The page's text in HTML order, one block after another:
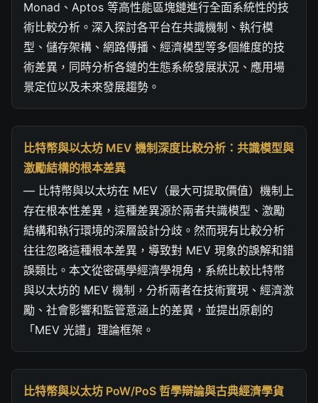
Monad、Aptos 等高性能區塊鏈進行全面系統性的技
術比較分析。深入探討各平台在共識機制、執行模
型、儲存架構、網路傳播、經濟模型等多個維度的技
術差異，同時分析各鏈的生態系統發展狀況、應用場
景定位以及未來發展趨勢。
比特幣與以太坊 MEV 機制深度比較分析：共識模型與
激勵結構的根本差異
— 比特幣與以太坊在 MEV（最大可提取價值）機制上
存在根本性差異，這種差異源於兩者共識模型、激勵
結構和執行環境的深層設計分歧。然而現有比較分析
往往忽略這種根本差異，導致對 MEV 現象的誤解和錯
誤類比。本文從密碼學經濟學視角，系統比較比特幣
與以太坊的 MEV 機制，分析兩者在技術實現、經濟激
勵、社會影響和監管意涵上的差異，並提出原創的
「MEV 光譜」理論框架。
比特幣與以太坊 PoW/PoS 哲學辯論與古典經濟學貨